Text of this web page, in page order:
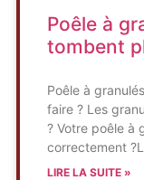
Poêle à
tombent
Poêle à
faire ? Les
? Votre poêle à
correctement
LIRE LA SUITE »